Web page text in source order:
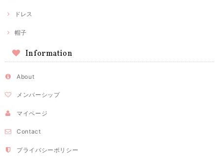
ドレス
帽子
Information
About
メンバーシップ
マイページ
Contact
プライバシーポリシー